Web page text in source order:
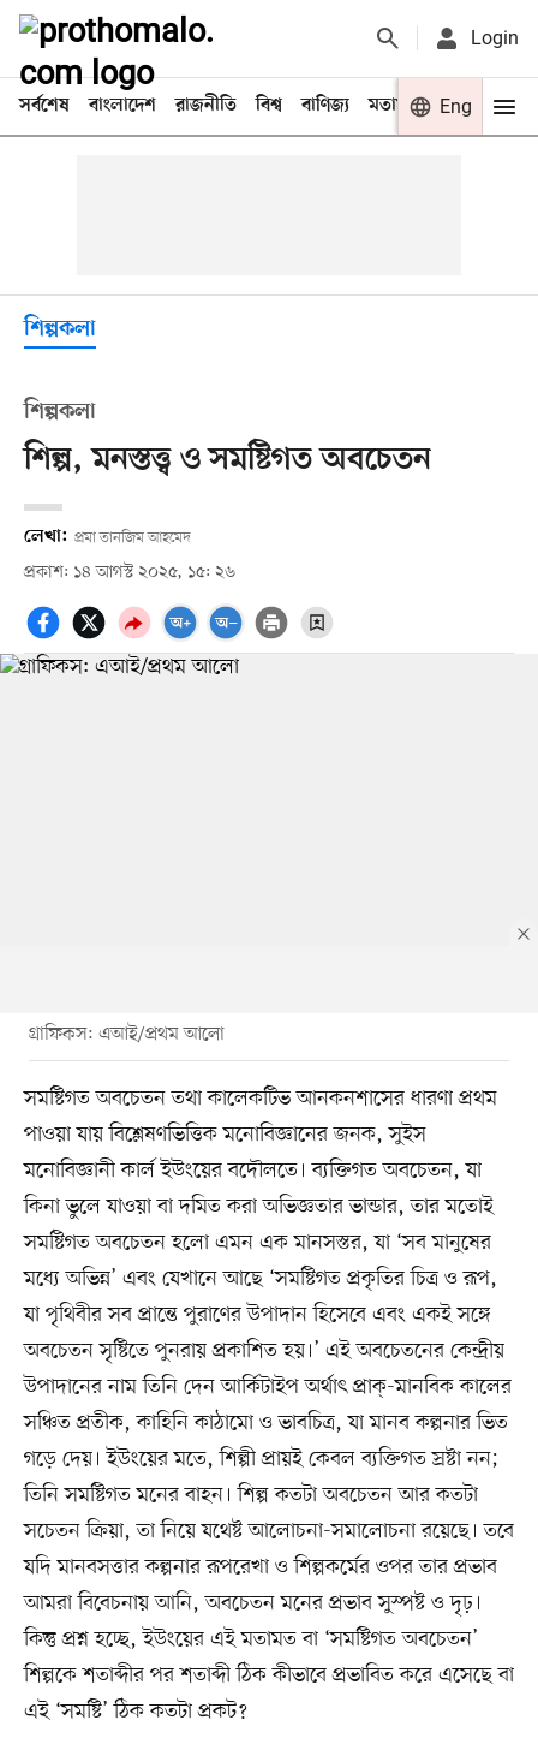
Login
সর্বশেষ বাংলাদেশ রাজনীতি বিশ্ব বাণিজ্য মতামত খেলা
Eng
শিল্পকলা
শিল্পকলা
শিল্প, মনস্তত্ত্ব ও সমষ্টিগত অবচেতন
লেখা: প্রমা তানজিম আহমেদ
প্রকাশ: ১৪ আগস্ট ২০২৫, ১৫: ২৬
গ্রাফিকস: এআই/প্রথম আলো
সমষ্টিগত অবচেতন তথা কালেকটিভ আনকনশাসের ধারণা প্রথম
পাওয়া যায় বিশ্লেষণভিত্তিক মনোবিজ্ঞানের জনক, সুইস
মনোবিজ্ঞানী কার্ল ইউংয়ের বদৌলতে। ব্যক্তিগত অবচেতন, যা
কিনা ভুলে যাওয়া বা দমিত করা অভিজ্ঞতার ভান্ডার, তার মতোই
সমষ্টিগত অবচেতন হলো এমন এক মানসস্তর, যা ‘সব মানুষের
মধ্যে অভিন্ন’ এবং যেখানে আছে ‘সমষ্টিগত প্রকৃতির চিত্র ও রূপ,
যা পৃথিবীর সব প্রান্তে পুরাণের উপাদান হিসেবে এবং একই সঙ্গে
অবচেতন সৃষ্টিতে পুনরায় প্রকাশিত হয়।’ এই অবচেতনের কেন্দ্রীয়
উপাদানের নাম তিনি দেন আর্কিটাইপ অর্থাৎ প্রাক্‌-মানবিক কালের
সঞ্চিত প্রতীক, কাহিনি কাঠামো ও ভাবচিত্র, যা মানব কল্পনার ভিত
গড়ে দেয়। ইউংয়ের মতে, শিল্পী প্রায়ই কেবল ব্যক্তিগত স্রষ্টা নন;
তিনি সমষ্টিগত মনের বাহন। শিল্প কতটা অবচেতন আর কতটা
সচেতন ক্রিয়া, তা নিয়ে যথেষ্ট আলোচনা-সমালোচনা রয়েছে। তবে
যদি মানবসত্তার কল্পনার রূপরেখা ও শিল্পকর্মের ওপর তার প্রভাব
আমরা বিবেচনায় আনি, অবচেতন মনের প্রভাব সুস্পষ্ট ও দৃঢ়।
কিন্তু প্রশ্ন হচ্ছে, ইউংয়ের এই মতামত বা ‘সমষ্টিগত অবচেতন’
শিল্পকে শতাব্দীর পর শতাব্দী ঠিক কীভাবে প্রভাবিত করে এসেছে বা
এই ‘সমষ্টি’ ঠিক কতটা প্রকট?